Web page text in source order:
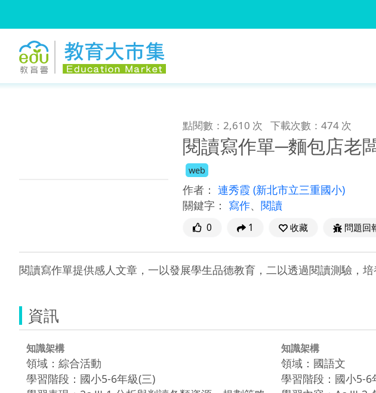
點閱數：2,610 次 下載次數：474 次
閱讀寫作單─麵包店老
web
作者： 連秀霞 (新北市立三重國小)
關鍵字： 寫作、 閱讀
0 1 收藏 問題回
閱讀寫作單提供感人文章，一以發展學生品德教育，二以透過閱讀測驗，
資訊
知識架構
領域：綜合活動
學習階段：國小5-6年級(三)
知識架構
領域：國語文
學習階段：國小5-6